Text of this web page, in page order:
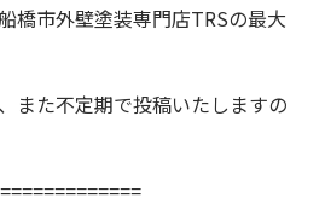
橋市外壁塗装専門店TRSの最大
また不定期で投稿いたしますの